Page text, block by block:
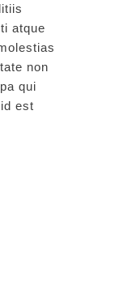
atque
non
qui
est